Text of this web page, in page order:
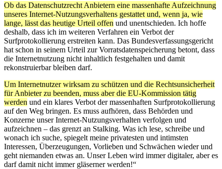
Ob das Datenschutzrecht Anbietern eine massenhafte Aufzeichnung
unseres Internet-Nutzungsverhaltens gestattet und, wenn ja, wie
lange, lässt das heutige Urteil offen und unentschieden. Ich hoffe
deshalb, dass ich im weiteren Verfahren ein Verbot der
Surfprotokollierung erstreiten kann. Das Bundesverfassungsgericht
hat schon in seinem Urteil zur Vorratsdatenspeicherung betont, dass
die Internetnutzung nicht inhaltlich festgehalten und damit
rekonstruierbar bleiben darf.
Um Internetnutzer wirksam zu schützen und die Rechtsunsicherheit
für Anbieter zu beenden, muss aber die EU-Kommission tätig
werden und ein klares Verbot der massenhaften Surfprotokollierung
auf den Weg bringen. Es muss aufhören, dass Behörden und
Konzerne unser Internet-Nutzungsverhalten verfolgen und
aufzeichnen – das grenzt an Stalking. Was ich lese, schreibe und
wonach ich suche, spiegelt meine privatesten und intimsten
Interessen, Überzeugungen, Vorlieben und Schwächen wieder und
geht niemanden etwas an. Unser Leben wird immer digitaler, aber es
darf damit nicht immer gläserner werden!“